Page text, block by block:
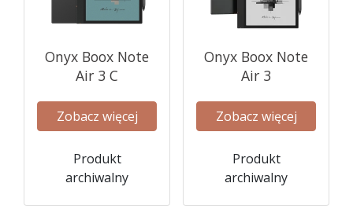
Onyx Boox Note
Air 3 C
Zobacz więcej
Produkt
archiwalny
Onyx Boox Note
Air 3
Zobacz więcej
Produkt
archiwalny